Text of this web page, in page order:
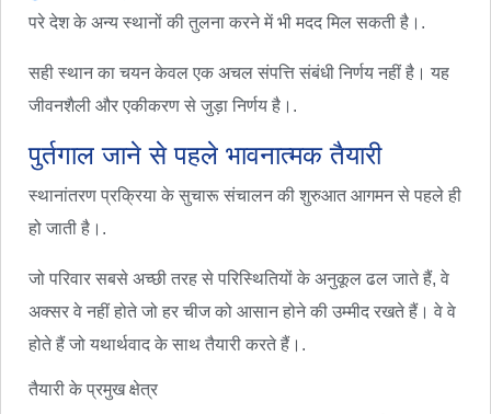
परे देश के अन्य स्थानों की तुलना करने में भी मदद मिल सकती है।.
सही स्थान का चयन केवल एक अचल संपत्ति संबंधी निर्णय नहीं है। यह
जीवनशैली और एकीकरण से जुड़ा निर्णय है।.
पुर्तगाल जाने से पहले भावनात्मक तैयारी
स्थानांतरण प्रक्रिया के सुचारू संचालन की शुरुआत आगमन से पहले ही
हो जाती है।.
जो परिवार सबसे अच्छी तरह से परिस्थितियों के अनुकूल ढल जाते हैं, वे
अक्सर वे नहीं होते जो हर चीज को आसान होने की उम्मीद रखते हैं। वे वे
होते हैं जो यथार्थवाद के साथ तैयारी करते हैं।.
तैयारी के प्रमुख क्षेत्र